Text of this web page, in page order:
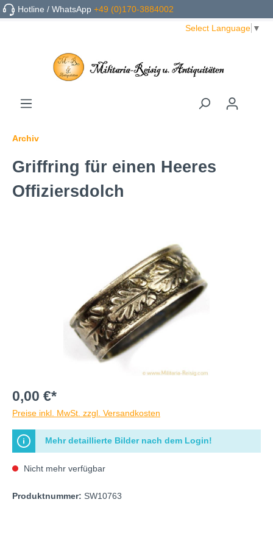
Hotline / WhatsApp+49 (0)170-3884002
Select Language ▼
Archiv
Griffring für einen Heeres
Offiziersdolch
0,00 €*
Preise inkl. MwSt. zzgl. Versandkosten
Mehr detaillierte Bilder nach dem Login!
Nicht mehr verfügbar
Produktnummer: SW10763